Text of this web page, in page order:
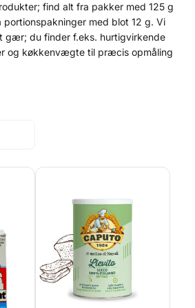
find alt fra pakker med 125 g
med blot 12 g. Vi
gær; du finder f.eks. hurtigvirkende
og køkkenvægte til præcis opmåling